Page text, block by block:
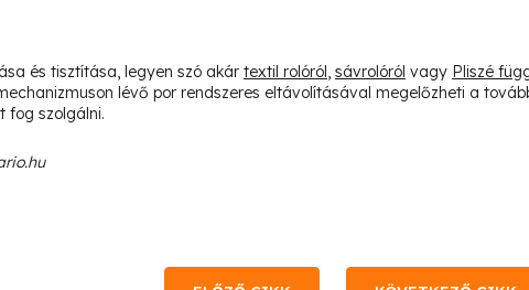
és tisztítása, legyen szó akár textil rolóról sávrolóról vagy Pliszé
lévő por rendszeres eltávolításával megelőzheti a
fog szolgálni.